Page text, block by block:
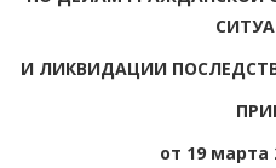
И ЛИКВИДАЦИИ
от 19 марта